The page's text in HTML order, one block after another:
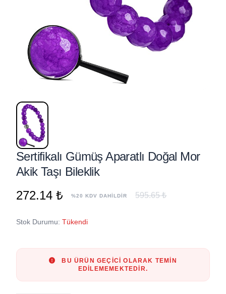
Sertifikalı Gümüş Aparatlı Doğal Mor
Akik Taşı Bileklik
272.14 ₺
%20 KDV DAHİLDİR 595.65 ₺
Stok Durumu: Tükendi
BU ÜRÜN GEÇICI OLARAK TEMIN
EDILEMEMEKTEDIR.